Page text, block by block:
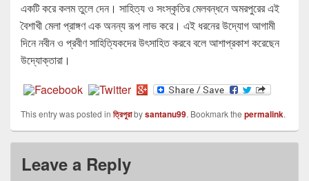
একটি করে কলম তুলে দেন। সাহিত্য ও সংস্কৃতির মেলবন্ধনে অমরপুরের এই
বৈশাখী মেলা প্রাঙ্গণ এক অনন্য রূপ লাভ করে। এই ধরনের উদ্যোগ আগামী
দিনে নবীন ও প্রবীণ সাহিত্যিকদের উৎসাহিত করবে বলে আশাপ্রকাশ করেছেন
উদ্যোক্তারা।
This entry was posted in ত্রিপুরাbysantanu99. Bookmark the permalink.
Leave a Reply